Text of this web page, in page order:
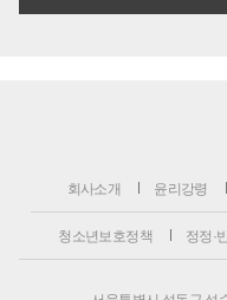
회사소개 윤리강령
청소년보호정책 정정·